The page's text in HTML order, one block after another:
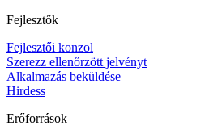
Fejlesztők
Fejlesztői konzol
Szerezz ellenőrzött jelvényt
Alkalmazás beküldése
Hirdess
Erőforrások